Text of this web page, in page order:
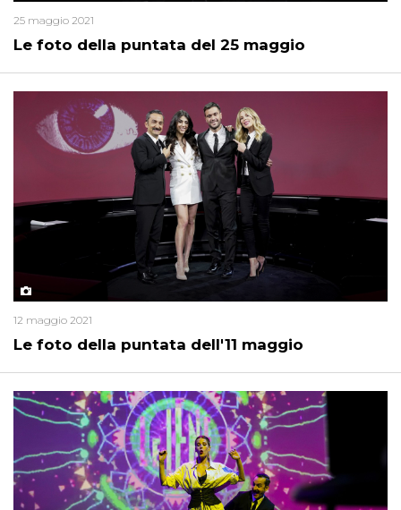
Le foto della puntata del 25 maggio
25 maggio 2021
Le foto della puntata dell'11 maggio
12 maggio 2021